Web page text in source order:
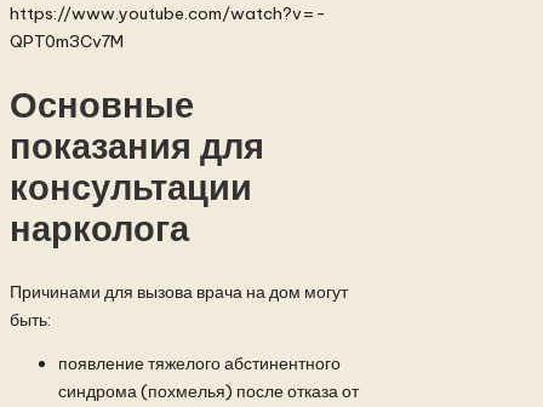
https://www.youtube.com/watch?v=-
QPT0m3Cv7M
Основные
показания для
консультации
нарколога
Причинами для вызова врача на дом могут
быть:
появление тяжелого абстинентного
синдрома (похмелья) после отказа от